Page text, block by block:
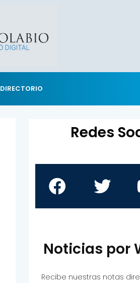
DIRECTORIO
Redes
Noticias por
Recibe nuestras notas